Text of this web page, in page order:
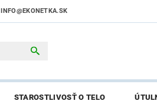
INFO@EKONETKA.SK
STAROSTLIVOSŤ O TELO